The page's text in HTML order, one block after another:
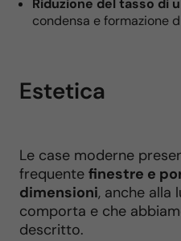
Riduzione del tasso di
condensa e formazione
Estetica
Le case moderne
frequente finestre e
dimensioni, anche alla
comporta e che
descritto.